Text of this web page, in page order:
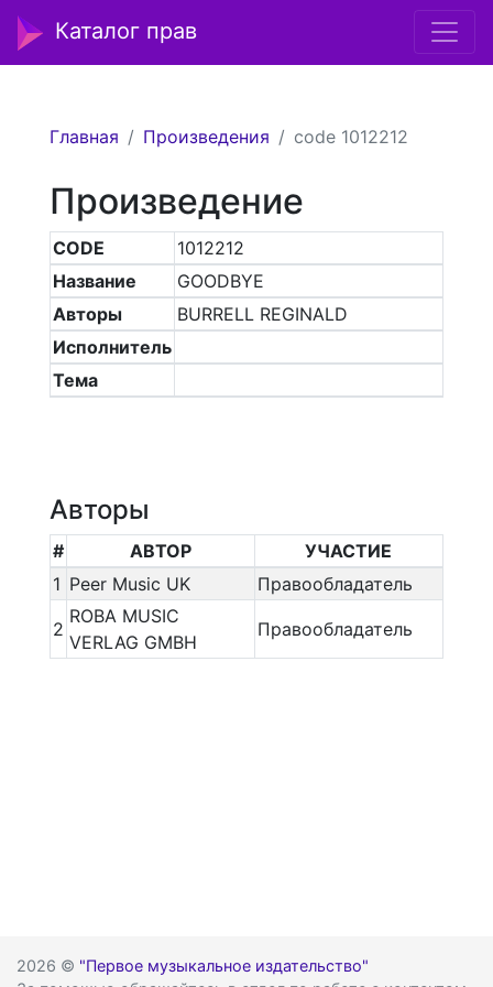
Каталог прав
Главная Произведения code 1012212
Произведение
CODE
1012212
Название
GOODBYE
Авторы
BURRELL REGINALD
Исполнитель
Тема
Авторы
# АВТОР
УЧАСТИЕ
1 Peer Music UK Правообладатель
2
ROBA MUSIC
VERLAG GMBH
Правообладатель
2026 © "Первое музыкальное издательство"